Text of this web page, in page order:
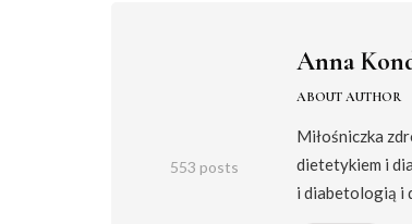
553 posts
Anna
ABOUT AUTHOR
Miłośniczka
dietetykiem i
i diabetologią i